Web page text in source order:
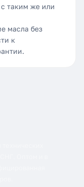
с таким же или
масла без
к